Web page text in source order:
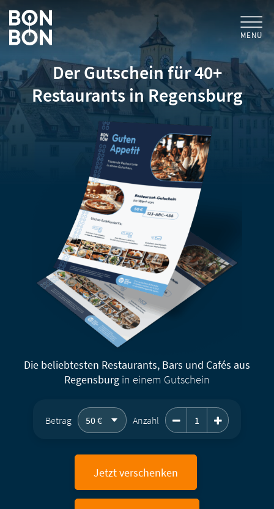
GUTSCHEIN EINLÖSEN
+
FÜR FIRMEN/ MITARBEITERGESCHENK
+
GESCHENKGUTSCHEINE
FÜR GASTRONOMEN
MENÜ
Der Gutschein für 40+
Restaurants in Regensburg
Die beliebtesten Restaurants, Bars und Cafés aus
Regensburg in einem Gutschein
Betrag Anzahl Geschenkgutschein
Jetzt verschenken